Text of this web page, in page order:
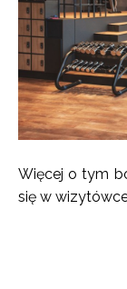
Więcej o tym
się w